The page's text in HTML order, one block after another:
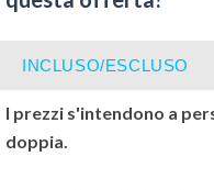
Speciale Tutto Incluso:
- pranzo o cena (una per
all’hotel.
- bevande analcoliche e
INCLUSO/ESCLUSO
I prezzi s'intendono a
doppia.